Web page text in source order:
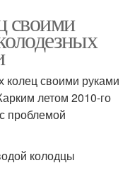
своими
колец своими руками
летом 2010-го
проблемой
колодцы